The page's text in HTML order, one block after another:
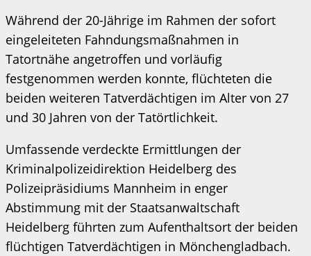
Während der 20-Jährige im Rahmen der sofort
eingeleiteten Fahndungsmaßnahmen in
Tatortnähe angetroffen und vorläufig
festgenommen werden konnte, flüchteten die
beiden weiteren Tatverdächtigen im Alter von 27
und 30 Jahren von der Tatörtlichkeit.
Umfassende verdeckte Ermittlungen der
Kriminalpolizeidirektion Heidelberg des
Polizeipräsidiums Mannheim in enger
Abstimmung mit der Staatsanwaltschaft
Heidelberg führten zum Aufenthaltsort der beiden
flüchtigen Tatverdächtigen in Mönchengladbach.